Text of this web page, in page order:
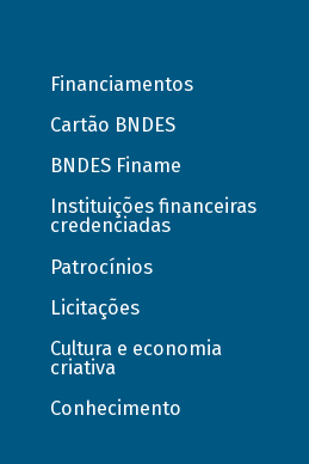
Financiamentos
Cartão BNDES
BNDES Finame
Instituições financeiras
credenciadas
Patrocínios
Licitações
Cultura e economia
criativa
Conhecimento